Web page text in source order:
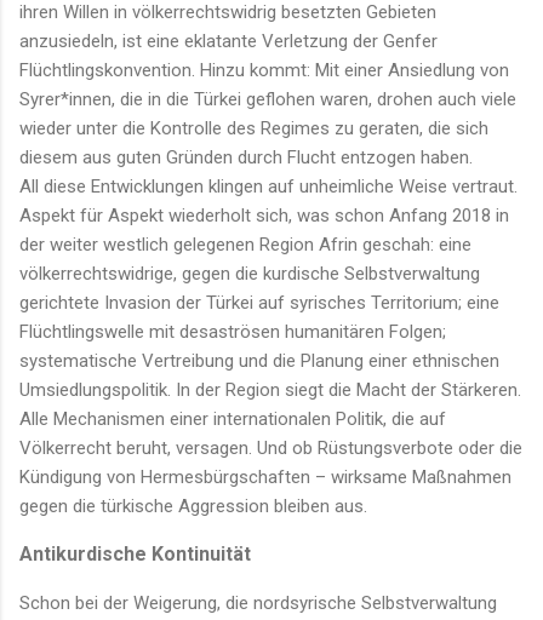
ihren Willen in völkerrechtswidrig besetzten Gebieten
anzusiedeln, ist eine eklatante Verletzung der Genfer
Flüchtlingskonvention. Hinzu kommt: Mit einer Ansiedlung von
Syrer*innen, die in die Türkei geflohen waren, drohen auch viele
wieder unter die Kontrolle des Regimes zu geraten, die sich
diesem aus guten Gründen durch Flucht entzogen haben.
All diese Entwicklungen klingen auf unheimliche Weise vertraut.
Aspekt für Aspekt wiederholt sich, was schon Anfang 2018 in
der weiter westlich gelegenen Region Afrin geschah: eine
völkerrechtswidrige, gegen die kurdische Selbstverwaltung
gerichtete Invasion der Türkei auf syrisches Territorium; eine
Flüchtlingswelle mit desaströsen humanitären Folgen;
systematische Vertreibung und die Planung einer ethnischen
Umsiedlungspolitik. In der Region siegt die Macht der Stärkeren.
Alle Mechanismen einer internationalen Politik, die auf
Völkerrecht beruht, versagen. Und ob Rüstungsverbote oder die
Kündigung von Hermesbürgschaften – wirksame Maßnahmen
gegen die türkische Aggression bleiben aus.
Antikurdische Kontinuität
Schon bei der Weigerung, die nordsyrische Selbstverwaltung